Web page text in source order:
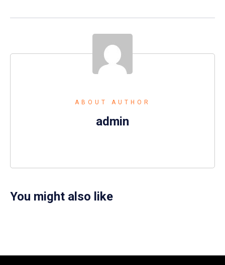
ABOUT AUTHOR
admin
You might also like